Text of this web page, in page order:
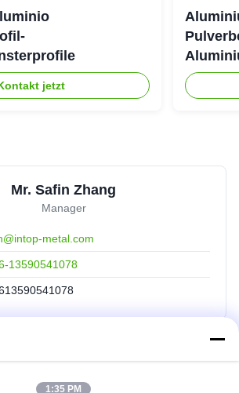
jetzt
Mr. Safin Zhang
Manager
metal.com
13590541078
Verbindungen
1:35 PM